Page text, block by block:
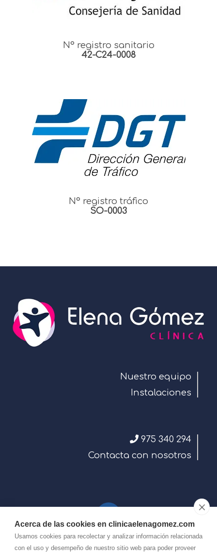
Acerca de las cookies en clinicaelenagomez.com
Usamos cookies para recolectar y analizar información relacionada
con el uso y desempeño de nuestro sitio web para poder proveer
Nº registro sanitario
42-C24-0008
Nº registro tráfico
SO-0003
Nuestro equipo
Instalaciones
975 340 294
Contacta con nosotros